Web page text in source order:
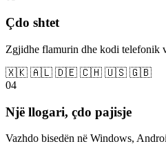
Çdo shtet
Zgjidhe flamurin dhe kodi telefonik
🇽🇰 🇦🇱 🇩🇪 🇨🇭 🇺🇸 🇬🇧
04
Një llogari, çdo pajisje
Vazhdo bisedën në Windows,